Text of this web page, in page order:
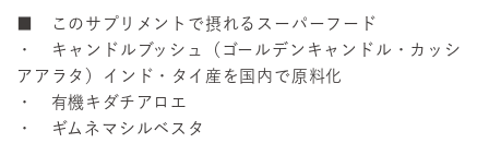
■ このサプリメントで摂れるスーパーフード
・ キャンドルブッシュ（ゴールデンキャンドル・カッシ
アアラタ）インド・タイ産を国内で原料化
・ 有機キダチアロエ
・ ギムネマシルベスタ